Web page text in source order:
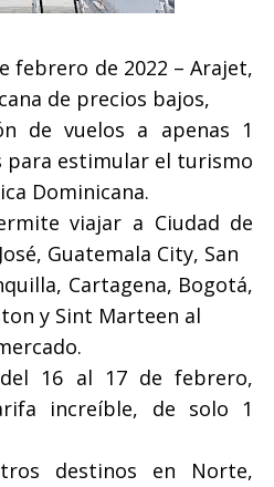
febrero de 2022 – Arajet,
de precios bajos,
de vuelos a apenas 1
para estimular el turismo
Dominicana.
viajar a Ciudad de
Guatemala City, San
Cartagena, Bogotá,
y Sint Marteen al
16 al 17 de febrero,
increíble, de solo 1
destinos en Norte,